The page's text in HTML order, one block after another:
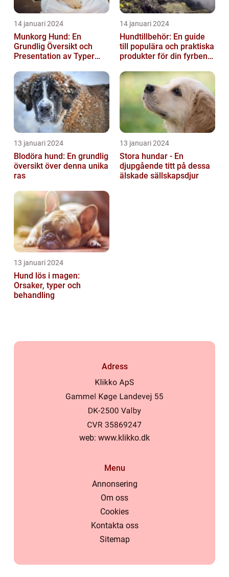
14 januari 2024
Munkorg Hund: En
Grundlig Översikt och
Presentation av Typer
14 januari 2024
Hundtillbehör: En guide
till populära och praktiska
produkter för din fyrbenta
13 januari 2024
Blodöra hund: En grundlig
översikt över denna unika
ras
13 januari 2024
Stora hundar - En
djupgående titt på dessa
älskade sällskapsdjur
13 januari 2024
Hund lös i magen:
Orsaker, typer och
behandling
Adress
web: www.klikko.dk
Menu
Annonsering
Om oss
Cookies
Kontakta oss
Sitemap